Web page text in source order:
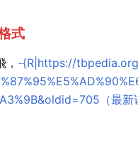
式
-{R|https://
（最新